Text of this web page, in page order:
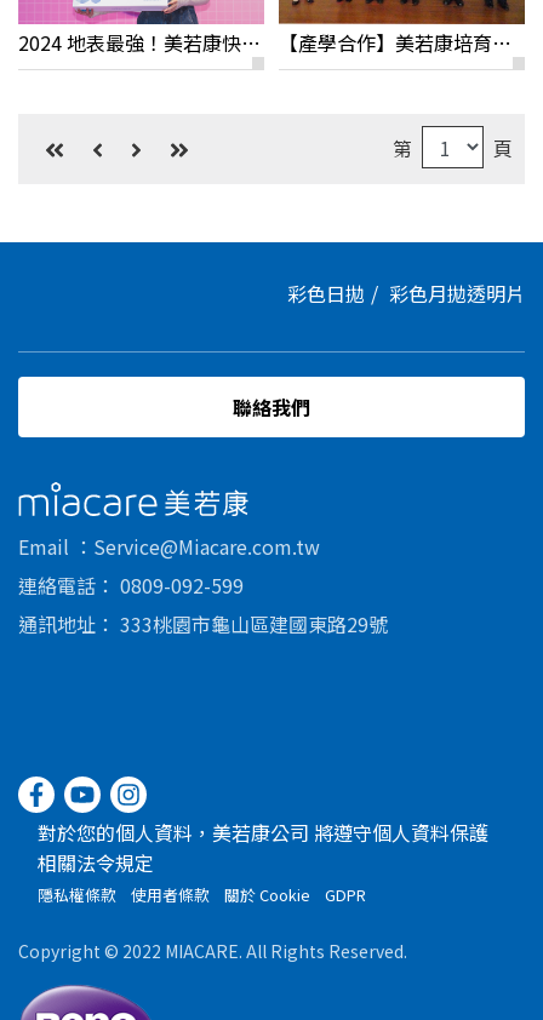
2024 地表最強！美若康快閃活動花絮分享 【產學合作】美若康培育矽水膠隱眼人才
第 頁
彩色日拋 彩色月拋透明片
美若康
Email
Service@Miacare.com.tw
連絡電話
0809-092-599
通訊地址
333桃園市龜山區建國東路29號
聯絡我們
對於您的個人資料，美若康公司 將遵守個人資料保護
相關法令規定
隱私權條款 使用者條款 關於 Cookie GDPR
Copyright © 2022 MIACARE. All Rights Reserved.